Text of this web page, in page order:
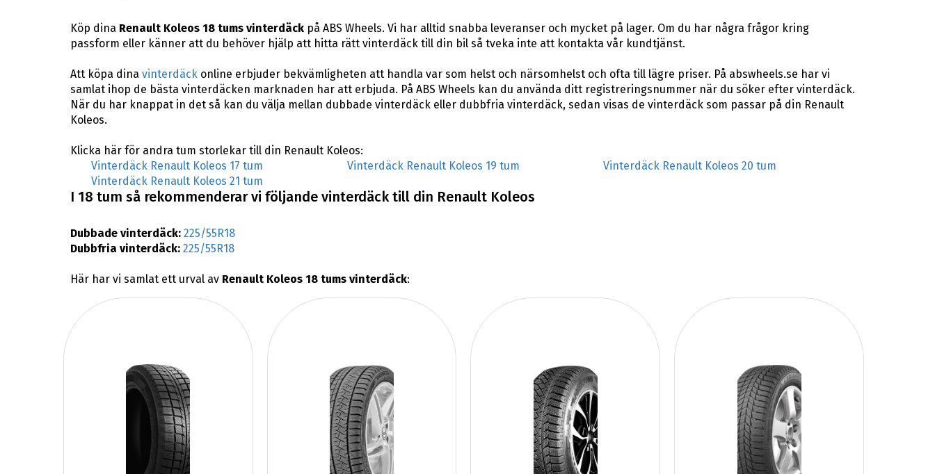
Köp dina Renault Koleos 18 tums vinterdäckpå ABS Wheels. Vi har alltid snabba leveranser och mycket på lager. Om du har några frågor kring
passform eller känner att du behöver hjälp att hitta rätt vinterdäck till din bil så tveka inte att kontakta vår kundtjänst.
Att köpa dina vinterdäckonline erbjuder bekvämligheten att handla var som helst och närsomhelst och ofta till lägre priser. På abswheels.se har vi
samlat ihop de bästa vinterdäcken marknaden har att erbjuda. På ABS Wheels kan du använda ditt registreringsnummer när du söker efter vinterdäck.
När du har knappat in det så kan du välja mellan dubbade vinterdäck eller dubbfria vinterdäck, sedan visas de vinterdäck som passar på din Renault
Koleos.
Klicka här för andra tum storlekar till din Renault Koleos:
Vinterdäck Renault Koleos 17 tum
Vinterdäck Renault Koleos 19 tum
Vinterdäck Renault Koleos 20 tum
Vinterdäck Renault Koleos 21 tum
I 18 tum så rekommenderar vi följande vinterdäck till din Renault Koleos
Dubbade vinterdäck: 225/55R18
Dubbfria vinterdäck: 225/55R18
Här har vi samlat ett urval av Renault Koleos 18 tums vinterdäck: